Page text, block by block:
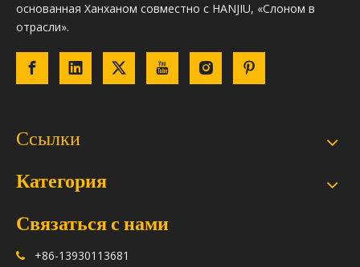
основанная Ханханом совместно с HANJIU, «Слоном в
отрасли».
Ссылки
Категория
Связаться с нами
 +86-13930113681